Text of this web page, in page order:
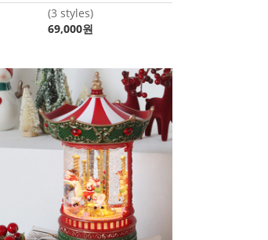
(3 styles)
69,000원